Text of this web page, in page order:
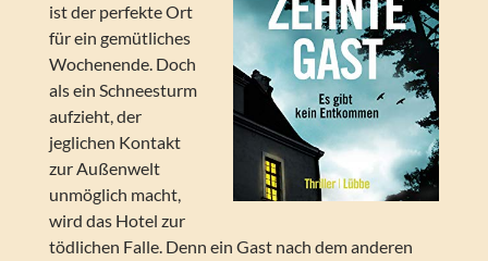
ist der perfekte Ort
für ein gemütliches
Wochenende. Doch
als ein Schneesturm
aufzieht, der
jeglichen Kontakt
zur Außenwelt
unmöglich macht,
wird das Hotel zur
tödlichen Falle. Denn ein Gast nach dem anderen